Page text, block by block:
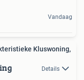
Vandaag
Kluswoning,
Details